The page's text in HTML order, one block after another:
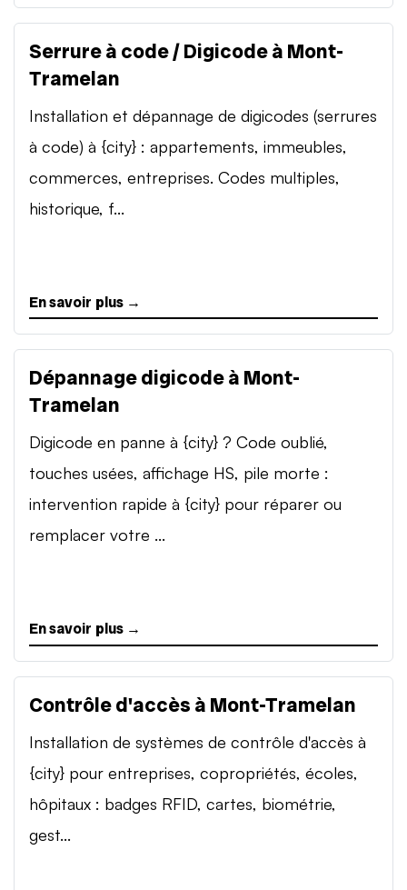
Serrure à code / Digicode à Mont-
Tramelan
Installation et dépannage de digicodes (serrures
à code) à {city} : appartements, immeubles,
commerces, entreprises. Codes multiples,
historique, f...
En savoir plus →
Dépannage digicode à Mont-
Tramelan
Digicode en panne à {city} ? Code oublié,
touches usées, affichage HS, pile morte :
intervention rapide à {city} pour réparer ou
remplacer votre ...
En savoir plus →
Contrôle d'accès à Mont-Tramelan
Installation de systèmes de contrôle d'accès à
{city} pour entreprises, copropriétés, écoles,
hôpitaux : badges RFID, cartes, biométrie,
gest...